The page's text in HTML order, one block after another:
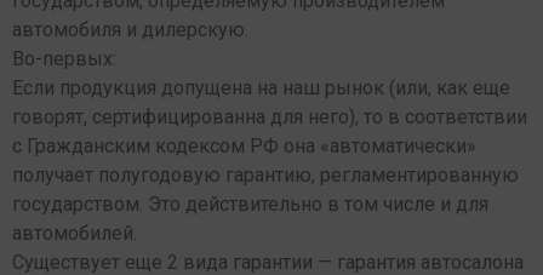
автомобиля и дилерскую.
Во-первых:
Если продукция допущена на наш рынок (или, как еще
говорят, сертифицированна для него), то в соответствии
с Гражданским кодексом РФ она «автоматически»
получает полугодовую гарантию, регламентированную
государством. Это действительно в том числе и для
автомобилей.
Существует еще 2 вида гарантии — гарантия автосалона